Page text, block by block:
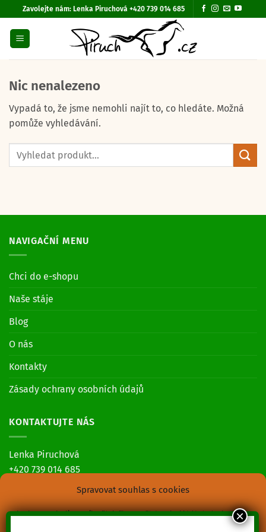
Spravovat souhlas s cookies
Abychom poskytli co nejlepší služby, používáme k ukládání a/nebo
přístupu k informacím o zařízení, technologie jako jsou soubory cookies.
Přeskočit
na
obsah
Zavolejte nám: Lenka Piruchová +420 739 014 685
Nic nenalezeno
Vypadá to, že jsme nemohli najít to, co hledáte. Možná
pomůže vyhledávání.
NAVIGAČNÍ MENU
Chci do e-shopu
Naše stáje
Blog
O nás
Kontakty
Zásady ochrany osobních údajů
KONTAKTUJTE NÁS
Lenka Piruchová
+420 739 014 685
+420 739 014 689